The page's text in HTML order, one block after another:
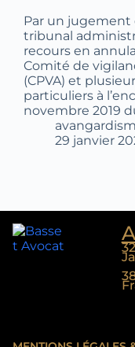
Par un jugement
tribunal
recours en
Comité de
(CPVA) et
particuliers à
novembre 2019
29 janvier